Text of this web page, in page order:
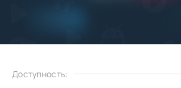
Доступность: